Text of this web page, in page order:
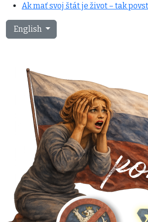
Ak mať svoj štát je život – tak
Select your language
English